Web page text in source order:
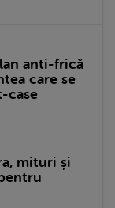
anti-frică
care se
case
mituri și